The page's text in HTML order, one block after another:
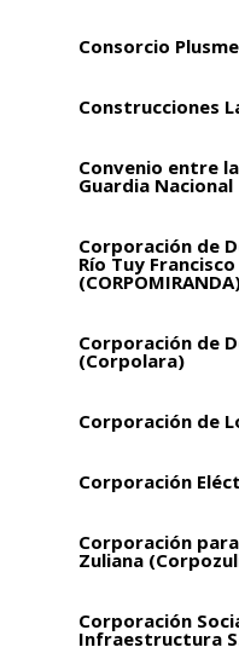
Consorcio
Construcciones
Convenio entre
Guardia Nacional
Corporación de
Río Tuy
Corporación de
(Corpolara)
Corporación de
Corporación
Corporación
Zuliana
Corporación
Infraestructura